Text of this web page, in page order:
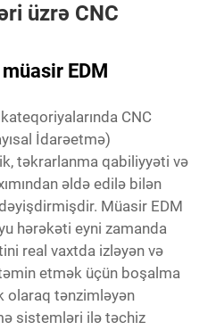
üzrə CNC
EDM
CNC
İdarəetmə)
təkrarlanma qabiliyyəti və
əldə edilə bilən
Müasir EDM
hərəkəti eyni zamanda
real vaxtda izləyən və
etmək üçün boşalma
olaraq tənzimləyən
sistemləri ilə təchiz